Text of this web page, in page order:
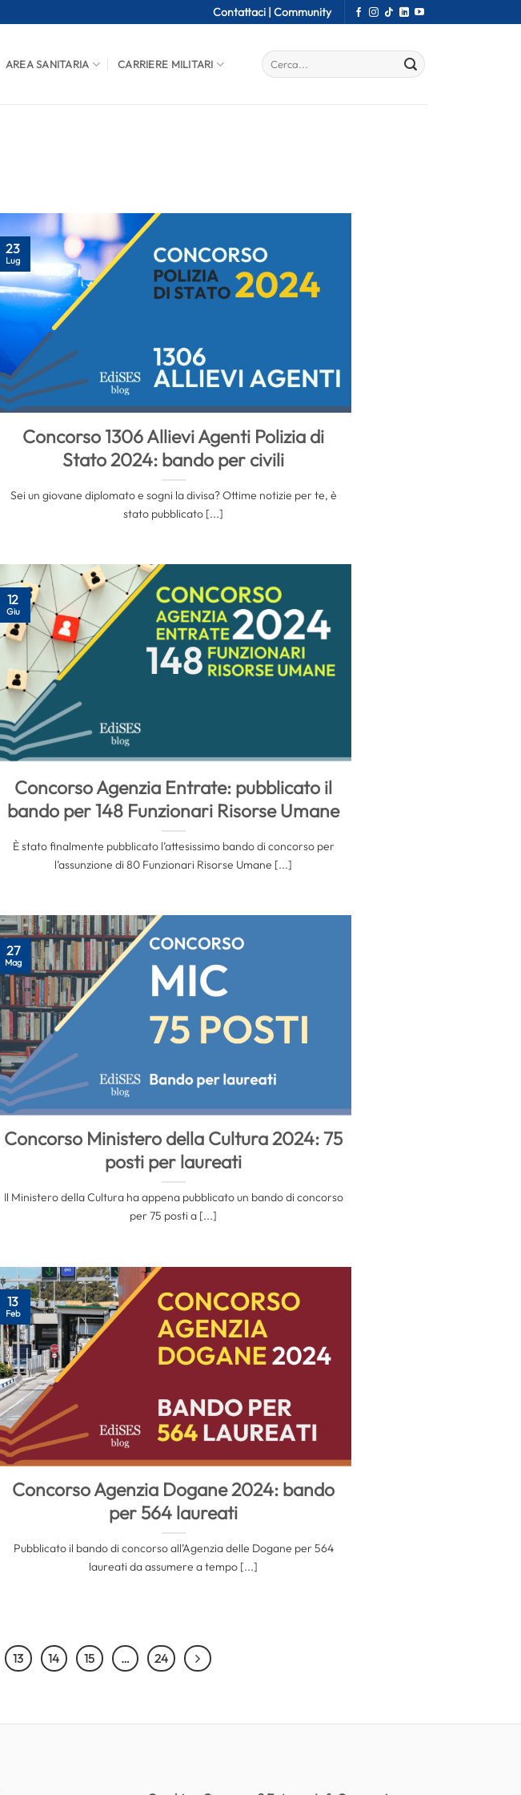
Contattaci | Community
AREA SANITARIA CARRIERE MILITARI
Concorso 1306 Allievi Agenti Polizia di
Stato 2024: bando per civili
Sei un giovane diplomato e sogni la divisa? Ottime notizie per te, è
stato pubblicato [...]
23
Lug
Concorso Agenzia Entrate: pubblicato il
bando per 148 Funzionari Risorse Umane
È stato finalmente pubblicato l’attesissimo bando di concorso per
l’assunzione di 80 Funzionari Risorse Umane [...]
12
Giu
Concorso Ministero della Cultura 2024: 75
posti per laureati
Il Ministero della Cultura ha appena pubblicato un bando di concorso
per 75 posti a [...]
27
Mag
Concorso Agenzia Dogane 2024: bando
per 564 laureati
Pubblicato il bando di concorso all’Agenzia delle Dogane per 564
laureati da assumere a tempo [...]
13
Feb
13 14 15 … 24